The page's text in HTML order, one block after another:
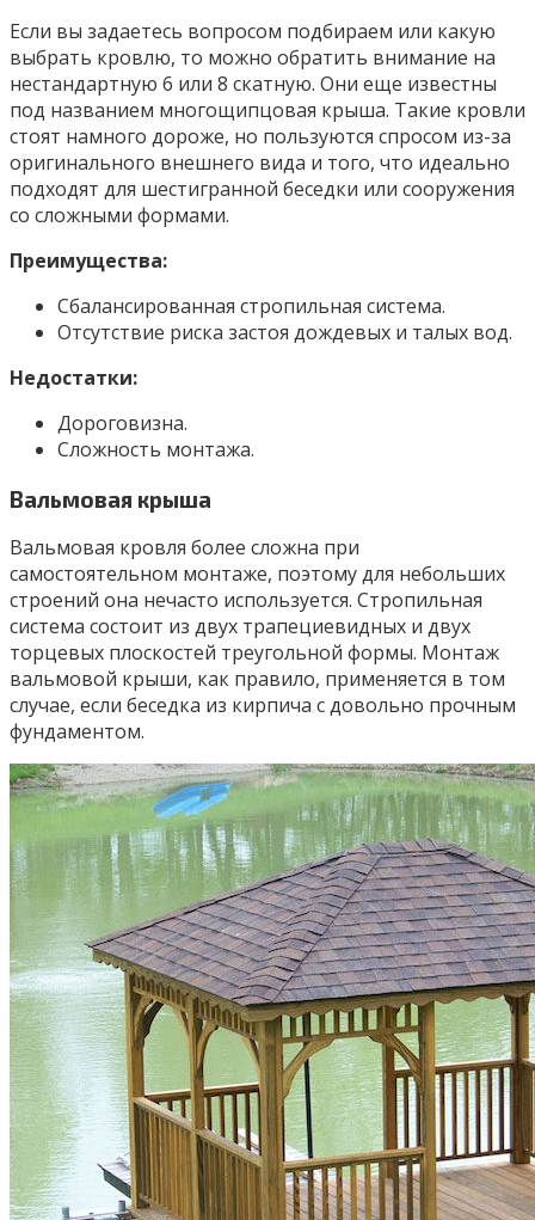
Если вы задаетесь вопросом подбираем или какую
выбрать кровлю, то можно обратить внимание на
нестандартную 6 или 8 скатную. Они еще известны
под названием многощипцовая крыша. Такие кровли
стоят намного дороже, но пользуются спросом из-за
оригинального внешнего вида и того, что идеально
подходят для шестигранной беседки или сооружения
со сложными формами.
Преимущества:
Сбалансированная стропильная система.
Отсутствие риска застоя дождевых и талых вод.
Недостатки:
Дороговизна.
Сложность монтажа.
Вальмовая крыша
Вальмовая кровля более сложна при
самостоятельном монтаже, поэтому для небольших
строений она нечасто используется. Стропильная
система состоит из двух трапециевидных и двух
торцевых плоскостей треугольной формы. Монтаж
вальмовой крыши, как правило, применяется в том
случае, если беседка из кирпича с довольно прочным
фундаментом.